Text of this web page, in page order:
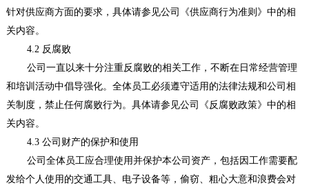
针对供应商方面的要求，具体请参见公司《供应商行为准则》中的相
关内容。
4.2 反腐败
公司一直以来十分注重反腐败的相关工作，不断在日常经营管理
和培训活动中倡导强化。全体员工必须遵守适用的法律法规和公司相
关制度，禁止任何腐败行为。具体请参见公司《反腐败政策》中的相
关内容。
4.3 公司财产的保护和使用
公司全体员工应合理使用并保护本公司资产，包括因工作需要配
发给个人使用的交通工具、电子设备等，偷窃、粗心大意和浪费会对